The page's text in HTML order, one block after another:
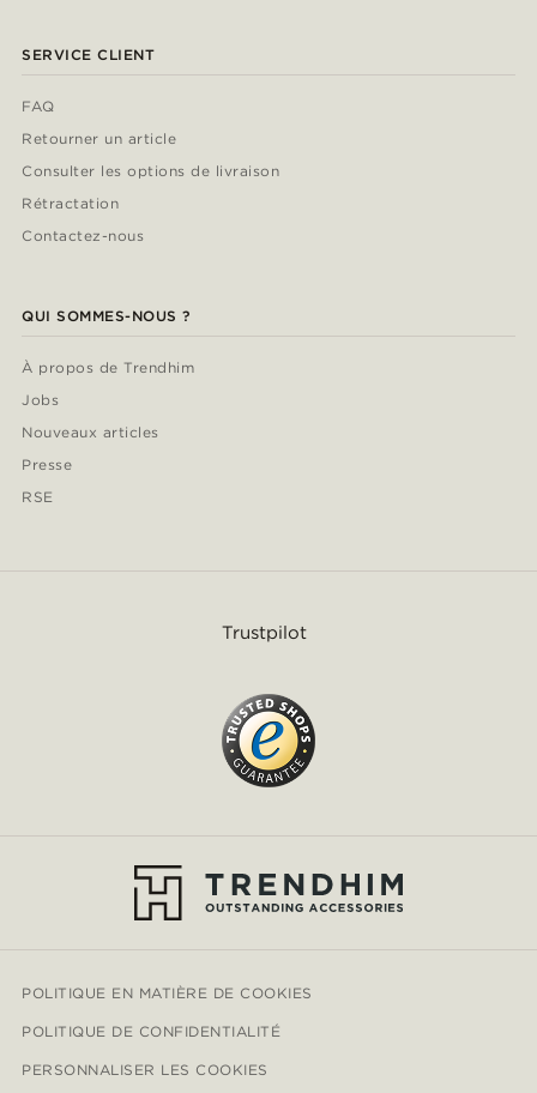
SERVICE CLIENT
FAQ
Retourner un article
Consulter les options de livraison
Rétractation
Contactez-nous
QUI SOMMES-NOUS ?
À propos de Trendhim
Jobs
Nouveaux articles
Presse
RSE
Trustpilot
POLITIQUE EN MATIÈRE DE COOKIES
POLITIQUE DE CONFIDENTIALITÉ
PERSONNALISER LES COOKIES